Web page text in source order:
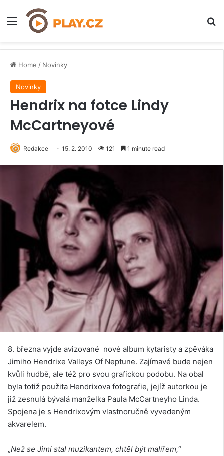
Menu
Home / Novinky
Novinky
Hendrix na fotce Lindy
McCartneyové
Redakce 15. 2. 2010 121 1 minute read
8. března vyjde avizované nové album kytaristy a zpěváka
Jimiho Hendrixe Valleys Of Neptune. Zajímavé bude nejen
kvůli hudbě, ale též pro svou grafickou podobu. Na obal
byla totiž použita Hendrixova fotografie, jejíž autorkou je
již zesnulá bývalá manželka Paula McCartneyho Linda.
Spojena je s Hendrixovým vlastnoručně vyvedeným
akvarelem.
„Než se Jimi stal muzikantem, chtěl být malířem,“